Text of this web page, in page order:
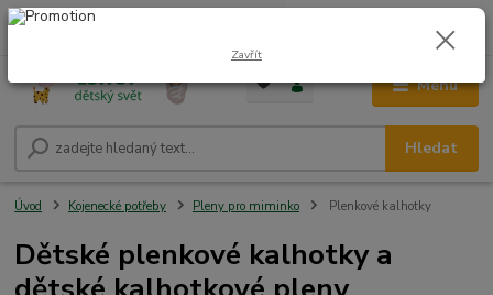
Menu
Hledat
+420 604 278 943 0,00 Kč
Úvod Kojenecké potřeby Pleny pro miminko Plenkové kalhotky
Dětské plenkové kalhotky a
Zavřít